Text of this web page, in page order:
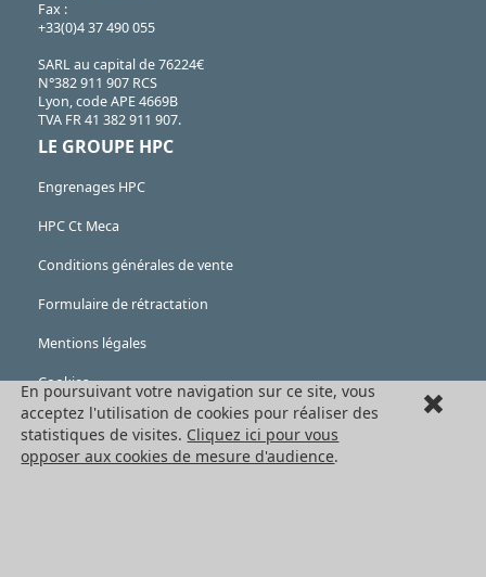
Fax :
+33(0)4 37 490 055
SARL au capital de 76224€
N°382 911 907 RCS
Lyon, code APE 4669B
TVA FR 41 382 911 907.
LE GROUPE HPC
Engrenages HPC
HPC Ct Meca
Conditions générales de vente
Formulaire de rétractation
Mentions légales
Cookies
LES PRODUITS
Eléments mécaniques
En poursuivant votre navigation sur ce site, vous
acceptez l'utilisation de cookies pour réaliser des
statistiques de visites. Cliquez ici pour vous
opposer aux cookies de mesure d'audience.